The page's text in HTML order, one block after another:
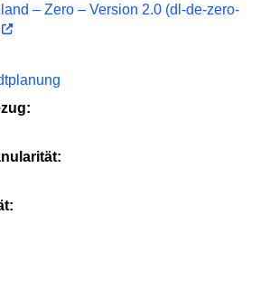
– Zero – Version 2.0 (dl-de-zero-